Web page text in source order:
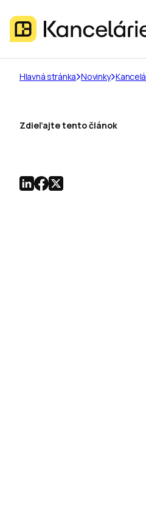
Hlavná stránka Novinky
Zdieľajte tento článok